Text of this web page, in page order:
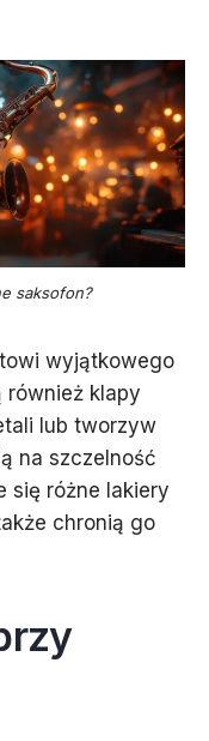
saksofon?
wyjątkowego
również klapy
lub tworzyw
na szczelność
się różne lakiery
chronią go